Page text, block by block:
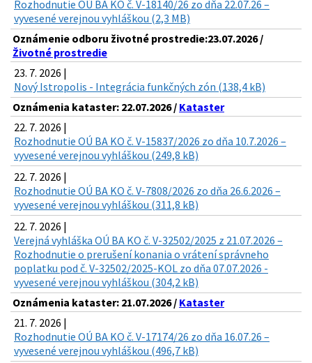
Rozhodnutie OÚ BA KO č. V-18140/26 zo dňa 22.07.26 –
vyvesené verejnou vyhláškou (2,3 MB)
Oznámenie odboru životné prostredie:23.07.2026 /
Životné prostredie
23. 7. 2026 |
Nový Istropolis - Integrácia funkčných zón (138,4 kB)
Oznámenia kataster: 22.07.2026 / Kataster
22. 7. 2026 |
Rozhodnutie OÚ BA KO č. V-15837/2026 zo dňa 10.7.2026 –
vyvesené verejnou vyhláškou (249,8 kB)
22. 7. 2026 |
Rozhodnutie OÚ BA KO č. V-7808/2026 zo dňa 26.6.2026 –
vyvesené verejnou vyhláškou (311,8 kB)
22. 7. 2026 |
Verejná vyhláška OÚ BA KO č. V-32502/2025 z 21.07.2026 –
Rozhodnutie o prerušení konania o vrátení správneho
poplatku pod č. V-32502/2025-KOL zo dňa 07.07.2026 -
vyvesené verejnou vyhláškou (304,2 kB)
Oznámenia kataster: 21.07.2026 / Kataster
21. 7. 2026 |
Rozhodnutie OÚ BA KO č. V-17174/26 zo dňa 16.07.26 –
vyvesené verejnou vyhláškou (496,7 kB)